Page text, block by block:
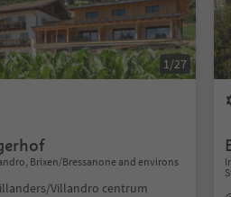
1/27
Brixen/Bressanone and environs
Villandro centrum